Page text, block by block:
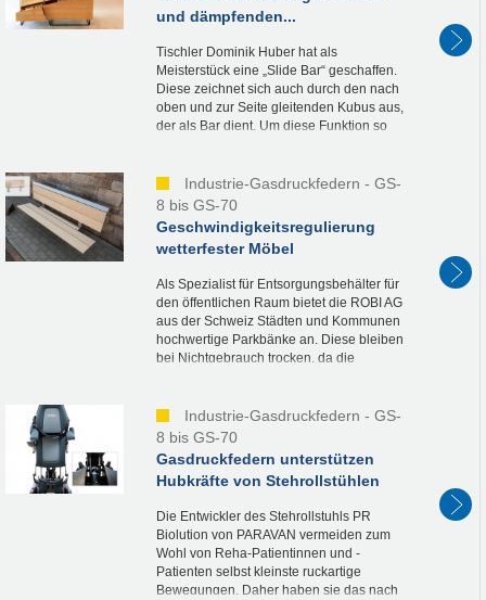
und dämpfenden...
Tischler Dominik Huber hat als
Meisterstück eine „Slide Bar“ geschaffen.
Diese zeichnet sich auch durch den nach
oben und zur Seite gleitenden Kubus aus,
der als Bar dient. Um diese Funktion so
Industrie-Gasdruckfedern - GS-
8 bis GS-70
Geschwindigkeitsregulierung
wetterfester Möbel
Als Spezialist für Entsorgungsbehälter für
den öffentlichen Raum bietet die ROBI AG
aus der Schweiz Städten und Kommunen
hochwertige Parkbänke an. Diese bleiben
bei Nichtgebrauch trocken, da die
Industrie-Gasdruckfedern - GS-
8 bis GS-70
Gasdruckfedern unterstützen
Hubkräfte von Stehrollstühlen
Die Entwickler des Stehrollstuhls PR
Biolution von PARAVAN vermeiden zum
Wohl von Reha-Patientinnen und -
Patienten selbst kleinste ruckartige
Bewegungen. Daher haben sie das nach